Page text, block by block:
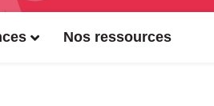
Nos ressources